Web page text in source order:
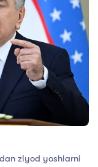
ziyod yoshlarni